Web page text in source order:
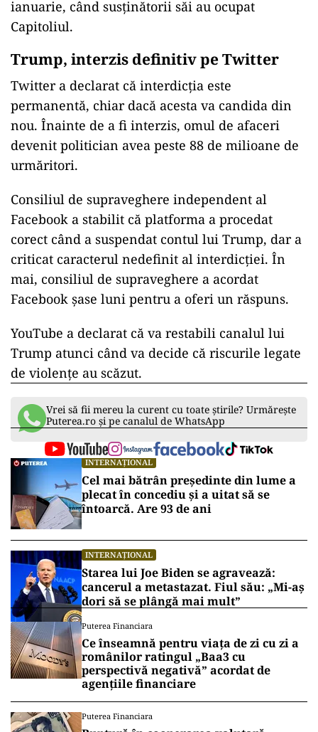
ianuarie, când susținătorii săi au ocupat
Capitoliul.
Trump, interzis definitiv pe Twitter
Twitter a declarat că interdicția este
permanentă, chiar dacă acesta va candida din
nou. Înainte de a fi interzis, omul de afaceri
devenit politician avea peste 88 de milioane de
urmăritori.
Consiliul de supraveghere independent al
Facebook a stabilit că platforma a procedat
corect când a suspendat contul lui Trump, dar a
criticat caracterul nedefinit al interdicției. În
mai, consiliul de supraveghere a acordat
Facebook șase luni pentru a oferi un răspuns.
YouTube a declarat că va restabili canalul lui
Trump atunci când va decide că riscurile legate
de violențe au scăzut.
Vrei să fii mereu la curent cu toate știrile? Urmărește
Puterea.ro și pe canalul de WhatsApp
INTERNAȚIONAL
Cel mai bătrân președinte din lume a
plecat în concediu și a uitat să se
întoarcă. Are 93 de ani
INTERNAȚIONAL
Starea lui Joe Biden se agravează:
cancerul a metastazat. Fiul său: „Mi-aș
dori să se plângă mai mult”
Puterea Financiara
Ce înseamnă pentru viața de zi cu zi a
românilor ratingul „Baa3 cu
perspectivă negativă” acordat de
agențiile financiare
Puterea Financiara